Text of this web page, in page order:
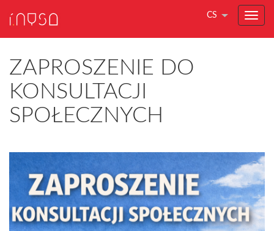
CS
ZAPROSZENIE DO
KONSULTACJI
SPOŁECZNYCH